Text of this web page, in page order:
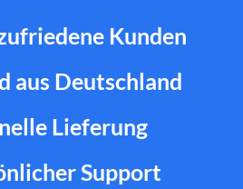
Kunden
aus Deutschland
Lieferung
Support